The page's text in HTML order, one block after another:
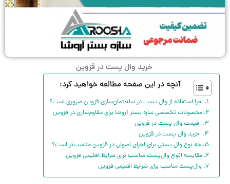
خرید وال پست در قزوین
آنچه در این صفحه مطالعه خواهید کرد:
چرا استفاده از وال ‌پست در ساختمان‌سازی قزوین ضروری است؟
محصولات تخصصی سازه بستر آروشا برای مقاوم‌سازی در قزوین
قیمت وال پست در قزوین
خرید وال پست در قزوین
چه نوع وال پستی برای اجرای اصولی در قزوین مناسب‌تر است؟
مقایسه انواع وال‌پست مناسب برای شرایط اقلیمی قزوین
وال‌پست مناسب برای شرایط اقلیمی قزوین